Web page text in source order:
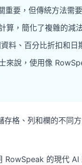
詞。
。
要，但傳統方法需
算，簡化了複雜的
料、百分比折扣和日
來說，使用像
格、列和欄的不同
RowSpeak 的現代